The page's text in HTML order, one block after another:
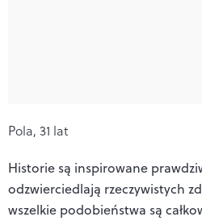
Pola, 31 lat
Historie są inspirowane
odzwierciedlają rzeczywistych
wszelkie podobieństwa są